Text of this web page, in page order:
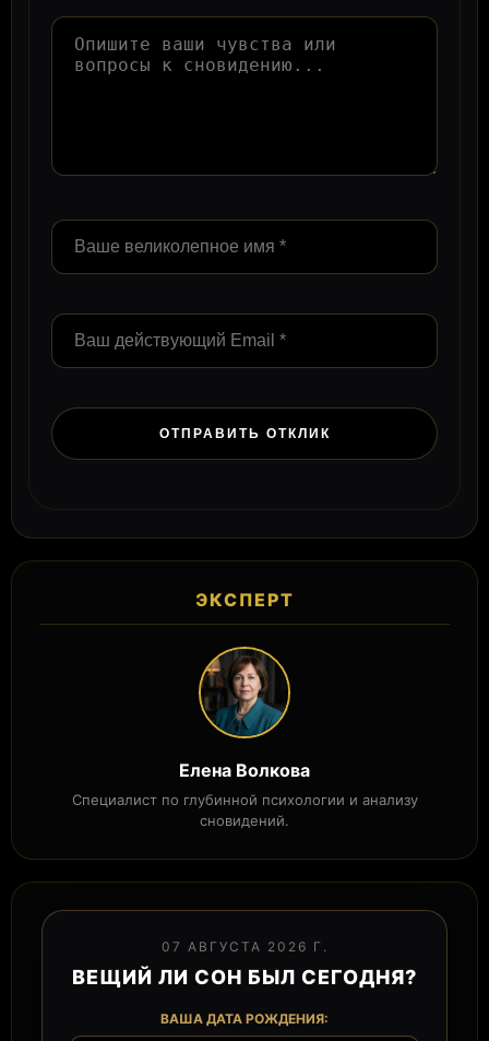
ЭКСПЕРТ
Елена Волкова
Специалист по глубинной психологии и анализу
сновидений.
07 АВГУСТА 2026 Г.
ВЕЩИЙ ЛИ СОН БЫЛ СЕГОДНЯ?
ВАША ДАТА РОЖДЕНИЯ: